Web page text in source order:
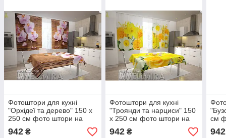
Фотоштори для кухні
"Орхідеї та дерево" 150 х
250 см фото штори на
кухню шторі VE
942 ₴
Фотоштори для кухні
"Троянди та нарциси" 150
х 250 см фото штори на
кухню шторі VE
942₴
см
942